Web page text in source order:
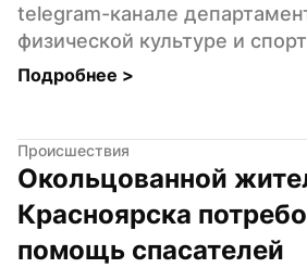
telegram-канале
физической культуре и
Подробнее >
Происшествия
Окольцованной
Красноярска
помощь спасателей